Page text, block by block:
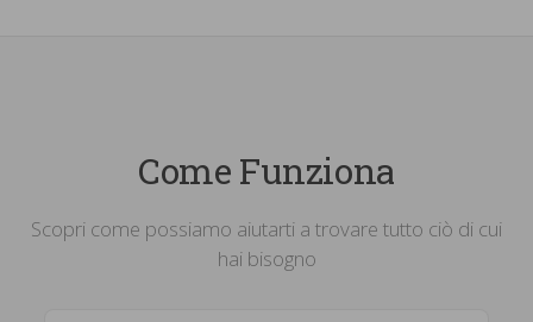
Come Funziona
Scopri come possiamo aiutarti a trovare tutto ciò di cui
hai bisogno